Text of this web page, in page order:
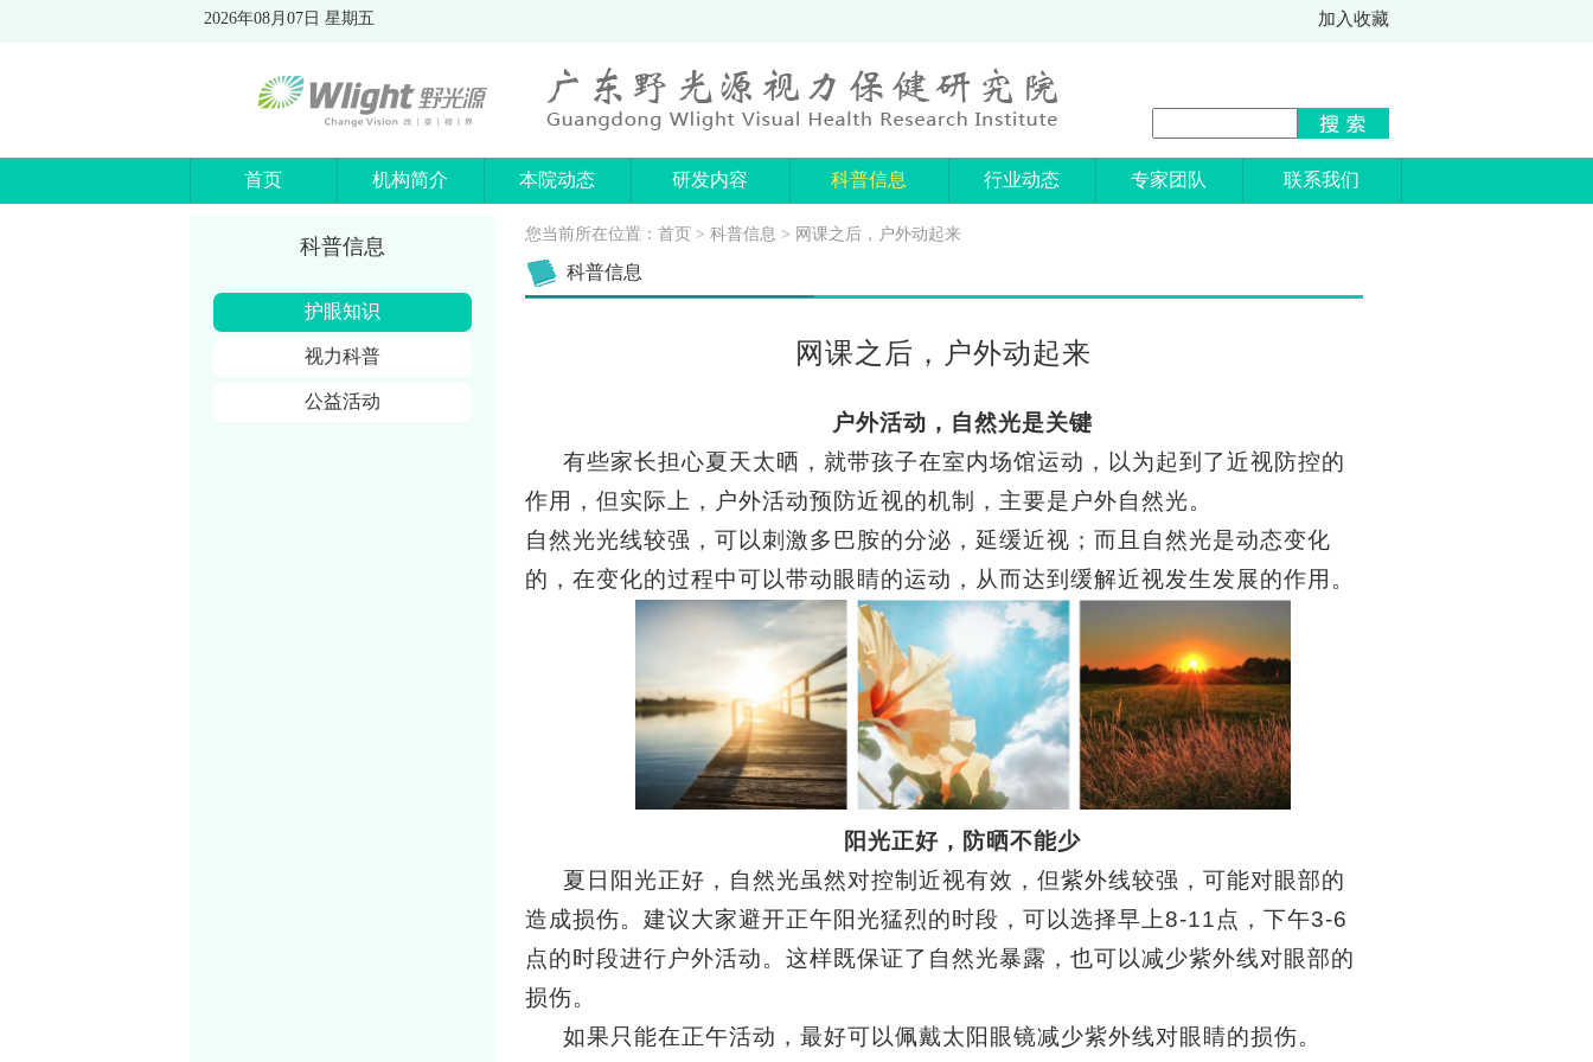
2026年08月07日 星期五 加入收藏
首页 机构简介 本院动态 研发内容 科普信息 行业动态 专家团队 联系我们
科普信息
护眼知识
视力科普
公益活动
您当前所在位置： 首页 > 科普信息 > 网课之后，户外动起来
科普信息
网课之后，户外动起来
户外活动，自然光是关键
有些家长担心夏天太晒，就带孩子在室内场馆运动，以为起到了近视防控的
作用，但实际上，户外活动预防近视的机制，主要是户外自然光。
自然光光线较强，可以刺激多巴胺的分泌，延缓近视；而且自然光是动态变化
的，在变化的过程中可以带动眼睛的运动，从而达到缓解近视发生发展的作用。
阳光正好，防晒不能少
夏日阳光正好，自然光虽然对控制近视有效，但紫外线较强，可能对眼部的
造成损伤。建议大家避开正午阳光猛烈的时段，可以选择早上8-11点，下午3-6
点的时段进行户外活动。这样既保证了自然光暴露，也可以减少紫外线对眼部的
损伤。
如果只能在正午活动，最好可以佩戴太阳眼镜减少紫外线对眼睛的损伤。